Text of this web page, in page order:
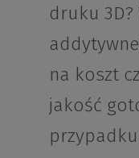
druku
na koszt
jakość